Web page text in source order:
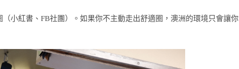
小紅書、FB社團）。如果你不主動走出舒適圈，澳洲的環境只會讓你